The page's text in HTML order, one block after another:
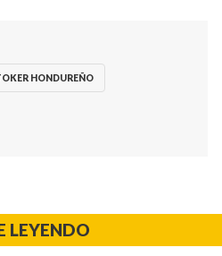
HONDUREÑO
LEYENDO